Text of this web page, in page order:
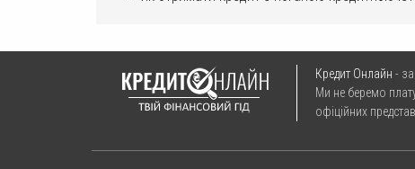
Кредит Онлайн -
Ми не беремо
офіційних